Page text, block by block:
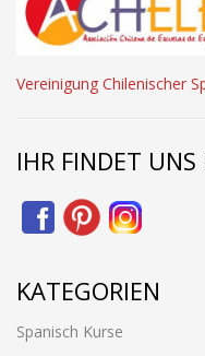
Vereinigung Chilenischer
IHR FINDET UNS
KATEGORIEN
Spanisch Kurse